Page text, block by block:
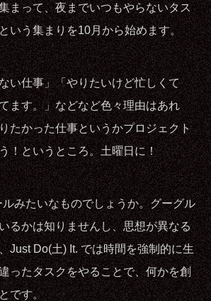
まって、夜までいつもやらないタス
いう集まりを10月から始めます。
い仕事」「やりたいけど忙しくて
ます。」などなど色々理由はあれ
たかった仕事というかプロジェクト
！というところ。土曜日に！
みたいなものでしょうか。グーグル
るかは知りませんし、思想が異なる
Just Do(土) It. では時間を強制的に生
ったタスクをやることで、何かを創
です。